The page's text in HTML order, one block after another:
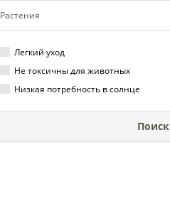
Растения
Легкий уход
Не токсичны для животных
Низкая потребность в солнце
Поиск